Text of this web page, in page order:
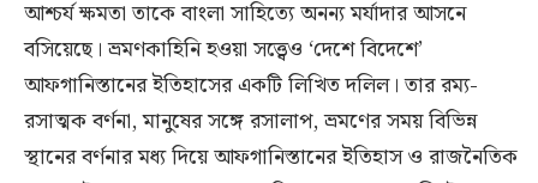
আশ্চর্য ক্ষমতা তাকে বাংলা সাহিত্যে অনন্য মর্যাদার আসনে
বসিয়েছে। ভ্রমণকাহিনি হওয়া সত্ত্বেও ‘দেশে বিদেশে’
আফগানিস্তানের ইতিহাসের একটি লিখিত দলিল। তার রম্য-
রসাত্মক বর্ণনা, মানুষের সঙ্গে রসালাপ, ভ্রমণের সময় বিভিন্ন
স্থানের বর্ণনার মধ্য দিয়ে আফগানিস্তানের ইতিহাস ও রাজনৈতিক